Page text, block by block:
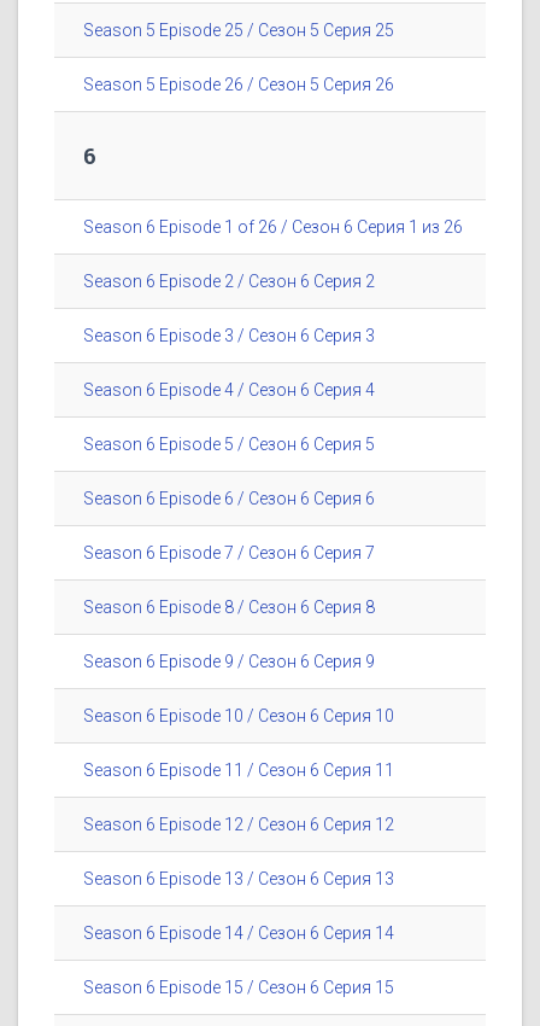
Season 5 Episode 25 / Сезон 5 Серия 25
Season 5 Episode 26 / Сезон 5 Серия 26
6
Season 6 Episode 1 of 26 / Сезон 6 Серия 1 из 26
Season 6 Episode 2 / Сезон 6 Серия 2
Season 6 Episode 3 / Сезон 6 Серия 3
Season 6 Episode 4 / Сезон 6 Серия 4
Season 6 Episode 5 / Сезон 6 Серия 5
Season 6 Episode 6 / Сезон 6 Серия 6
Season 6 Episode 7 / Сезон 6 Серия 7
Season 6 Episode 8 / Сезон 6 Серия 8
Season 6 Episode 9 / Сезон 6 Серия 9
Season 6 Episode 10 / Сезон 6 Серия 10
Season 6 Episode 11 / Сезон 6 Серия 11
Season 6 Episode 12 / Сезон 6 Серия 12
Season 6 Episode 13 / Сезон 6 Серия 13
Season 6 Episode 14 / Сезон 6 Серия 14
Season 6 Episode 15 / Сезон 6 Серия 15